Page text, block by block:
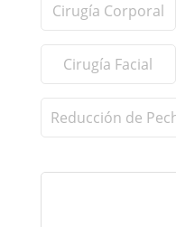
Cirugía Corporal
Cirugía Facial
Reducción de